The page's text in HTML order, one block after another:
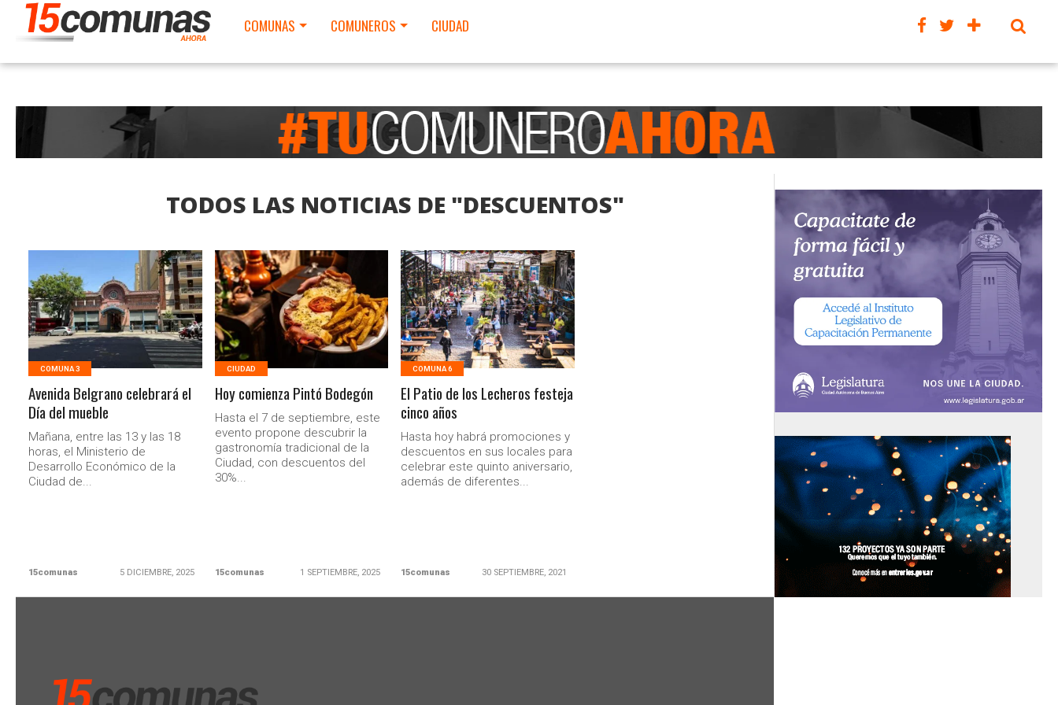
COMUNAS COMUNEROS CIUDAD
TODOS LAS NOTICIAS DE "DESCUENTOS"
LEER MAS
COMUNA 3
Avenida Belgrano celebrará el
Día del mueble
Mañana, entre las 13 y las 18
horas, el Ministerio de
Desarrollo Económico de la
Ciudad de...
15comunas 5 DICIEMBRE, 2025
LEER MAS
CIUDAD
Hoy comienza Pintó Bodegón
Hasta el 7 de septiembre, este
evento propone descubrir la
gastronomía tradicional de la
Ciudad, con descuentos del
30%...
15comunas 1 SEPTIEMBRE, 2025
LEER MAS
COMUNA 6
El Patio de los Lecheros festeja
cinco años
Hasta hoy habrá promociones y
descuentos en sus locales para
celebrar este quinto aniversario,
además de diferentes...
15comunas 30 SEPTIEMBRE, 2021